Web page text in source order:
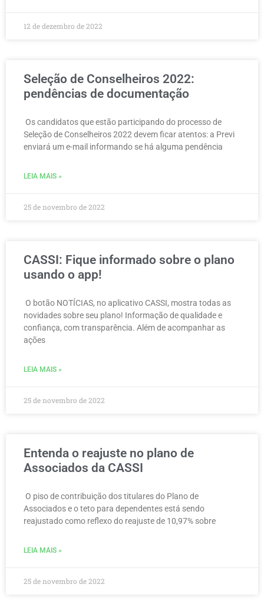
12 de dezembro de 2022
Seleção de Conselheiros 2022:
pendências de documentação
Os candidatos que estão participando do processo de
Seleção de Conselheiros 2022 devem ficar atentos: a Previ
enviará um e-mail informando se há alguma pendência
LEIA MAIS »
25 de novembro de 2022
CASSI: Fique informado sobre o plano
usando o app!
O botão NOTÍCIAS, no aplicativo CASSI, mostra todas as
novidades sobre seu plano! Informação de qualidade e
confiança, com transparência. Além de acompanhar as
ações
LEIA MAIS »
25 de novembro de 2022
Entenda o reajuste no plano de
Associados da CASSI
O piso de contribuição dos titulares do Plano de
Associados e o teto para dependentes está sendo
reajustado como reflexo do reajuste de 10,97% sobre
LEIA MAIS »
25 de novembro de 2022